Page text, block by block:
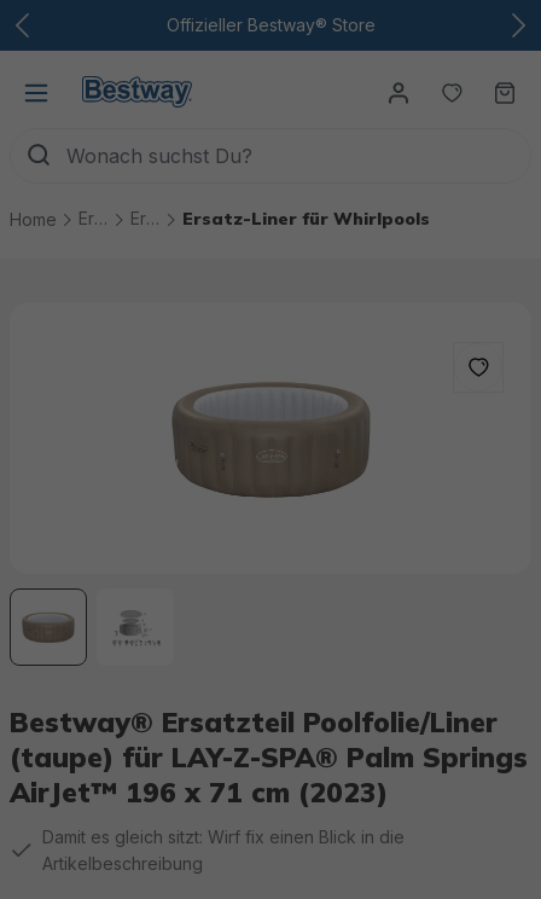
Zum Hauptinhalt Offizieller Bestway® Store
Du
Home Ersatzteile Ersatzteile Whirlpools Ersatz-Liner für Whirlpools
Bestway® Ersatzteil Poolfolie/Liner
(taupe) für LAY-Z-SPA® Palm Springs
AirJet™ 196 x 71 cm (2023)
Damit es gleich sitzt: Wirf fix einen Blick in die
Artikelbeschreibung